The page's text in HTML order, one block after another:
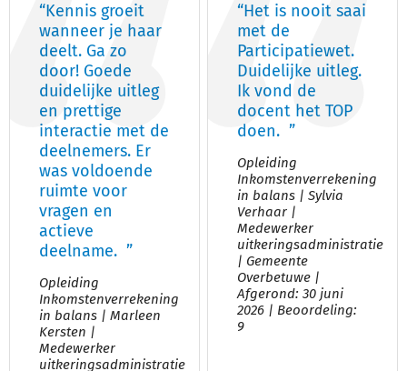
“Kennis groeit
wanneer je haar
deelt. Ga zo
door! Goede
duidelijke uitleg
en prettige
interactie met de
deelnemers. Er
was voldoende
ruimte voor
vragen en
actieve
deelname. ”
Opleiding
Inkomstenverrekening
in balans | Marleen
Kersten |
Medewerker
uitkeringsadministratie
“Het is nooit saai
met de
Participatiewet.
Duidelijke uitleg.
Ik vond de
docent het TOP
doen. ”
Opleiding
Inkomstenverrekening
in balans | Sylvia
Verhaar |
Medewerker
uitkeringsadministratie
| Gemeente
Overbetuwe |
Afgerond: 30 juni
2026 | Beoordeling:
9